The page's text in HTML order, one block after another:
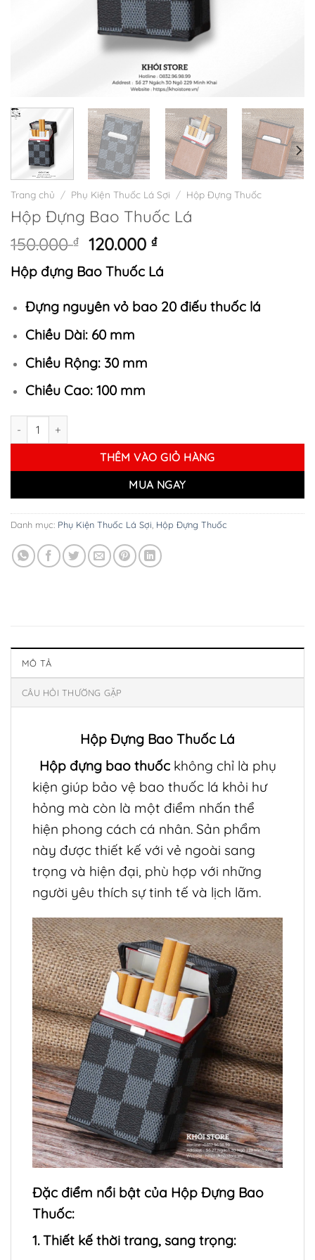
Trang chủ / Phụ Kiện Thuốc Lá Sợi / Hộp Đựng Thuốc
Hộp Đựng Bao Thuốc Lá
150.000₫
Giá
là:
120.000₫Giá
tại
120.000 ₫.
Hộp đựng Bao Thuốc Lá
Đựng nguyên vỏ bao 20 điếu thuốc lá
Chiều Dài: 60 mm
Chiều Rộng: 30 mm
Chiều Cao: 100 mm
Hộp Đựng Bao Thuốc Lá số lượng
THÊM VÀO GIỎ HÀNG
MUA NGAY
Danh mục: Phụ Kiện Thuốc Lá Sợi Hộp Đựng Thuốc
MÔ TẢ
CÂU HỎI THƯỜNG GẶP
Hộp Đựng Bao Thuốc Lá
Hộp đựng bao thuốc không chỉ là phụ
kiện giúp bảo vệ bao thuốc lá khỏi hư
hỏng mà còn là một điểm nhấn thể
hiện phong cách cá nhân. Sản phẩm
này được thiết kế với vẻ ngoài sang
trọng và hiện đại, phù hợp với những
người yêu thích sự tinh tế và lịch lãm.
Đặc điểm nổi bật của Hộp Đựng Bao
Thuốc:
1. Thiết kế thời trang, sang trọng: